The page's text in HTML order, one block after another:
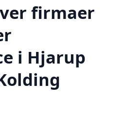
firmaer
i Hjarup